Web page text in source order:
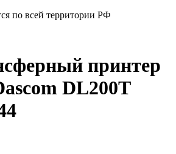
по всей территории РФ
принтер
DL200T